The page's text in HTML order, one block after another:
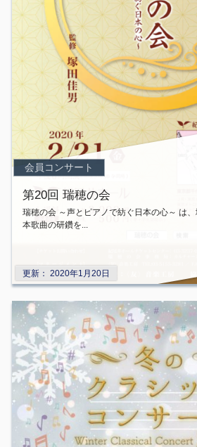
更新： 2020年1月20日
会員コンサート
第20回 瑞穂の会
瑞穂の会 ～声とピアノで紡ぐ日本の心～ は
本歌曲の研鑽を...